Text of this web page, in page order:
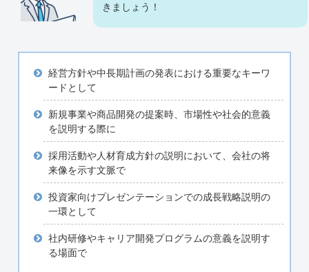
きましょう！
経営方針や中長期計画の発表における重要なキーワ
ードとして
新規事業や商品開発の提案時、市場性や社会的意義
を説明する際に
採用活動や人材育成方針の説明において、会社の将
来像を示す文脈で
投資家向けプレゼンテーションでの成長戦略説明の
一環として
社内研修やキャリア開発プログラムの意義を説明す
る場面で